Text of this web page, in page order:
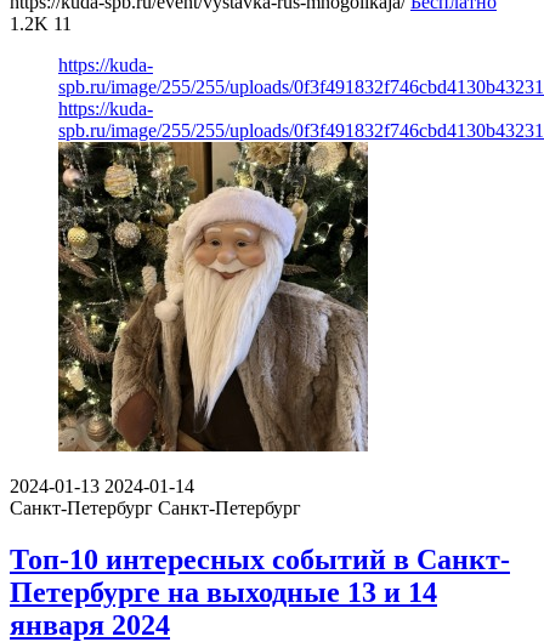
1.2K 11
https://kuda-
spb.ru/image/255/255/uploads/
https://kuda-
spb.ru/image/255/255/uploads/
2024-01-13 2024-01-14
Санкт-Петербург Санкт-Петербург
Топ-10 интересных событий в Санкт-
Петербурге на выходные 13 и 14
января 2024